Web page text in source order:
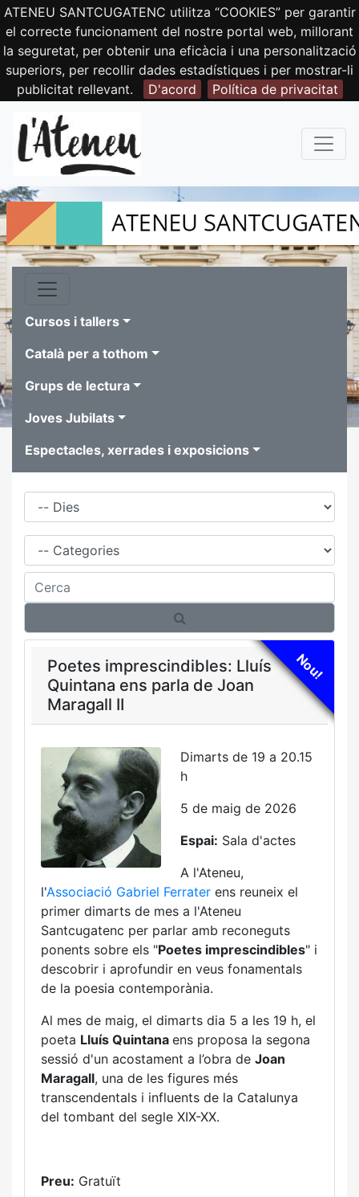
ATENEU SANTCUGATENC utilitza “COOKIES” per garantir
el correcte funcionament del nostre portal web, millorant
la seguretat, per obtenir una eficàcia i una personalització
superiors, per recollir dades estadístiques i per mostrar-li
publicitat rellevant.
D'acord Política de privacitat
Cursos i tallers
Català per a tothom
Grups de lectura
Joves Jubilats
Espectacles, xerrades i exposicions
Dies
Família
Cerca
Nou!
Poetes imprescindibles: Lluís
Quintana ens parla de Joan
Maragall II
Dimarts de 19 a 20.15
h
5 de maig de 2026
Espai: Sala d'actes
A l'Ateneu,
l'Associació Gabriel Ferrater ens reuneix el
primer dimarts de mes a l'Ateneu
Santcugatenc per parlar amb reconeguts
ponents sobre els "Poetes imprescindibles" i
descobrir i aprofundir en veus fonamentals
de la poesia contemporània.
Al mes de maig, el dimarts dia 5 a les 19 h, el
poeta Lluís Quintana ens proposa la segona
sessió d'un acostament a l’obra de Joan
Maragall, una de les figures més
transcendentals i influents de la Catalunya
del tombant del segle XIX-XX.
Preu: Gratuït